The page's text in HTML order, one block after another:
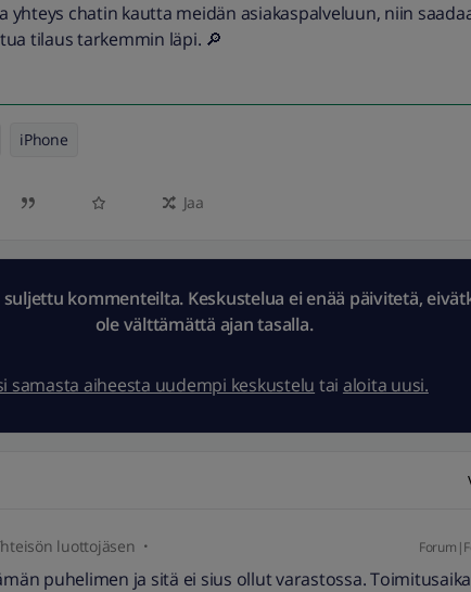
yhteys chatin kautta meidän asiakaspalveluun, niin
tilaus tarkemmin läpi. 🔎
iPhone
Jaa
kommenteilta. Keskustelua ei enää päivitetä,
ole välttämättä ajan tasalla.
samasta aiheesta uudempi keskustelu tai aloita uusi.
luottojäsen
puhelimen ja sitä ei sius ollut varastossa.